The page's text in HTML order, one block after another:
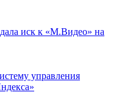
иск к «М.Видео» на
управления